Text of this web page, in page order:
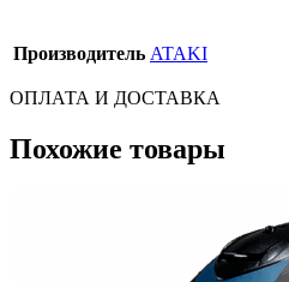
Производитель ATAKI
ОПЛАТА И ДОСТАВКА
Похожие товары